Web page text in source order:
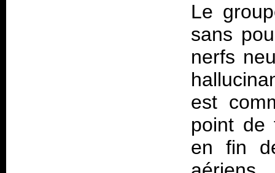
Le
sans
nerfs
est
point de
en fin